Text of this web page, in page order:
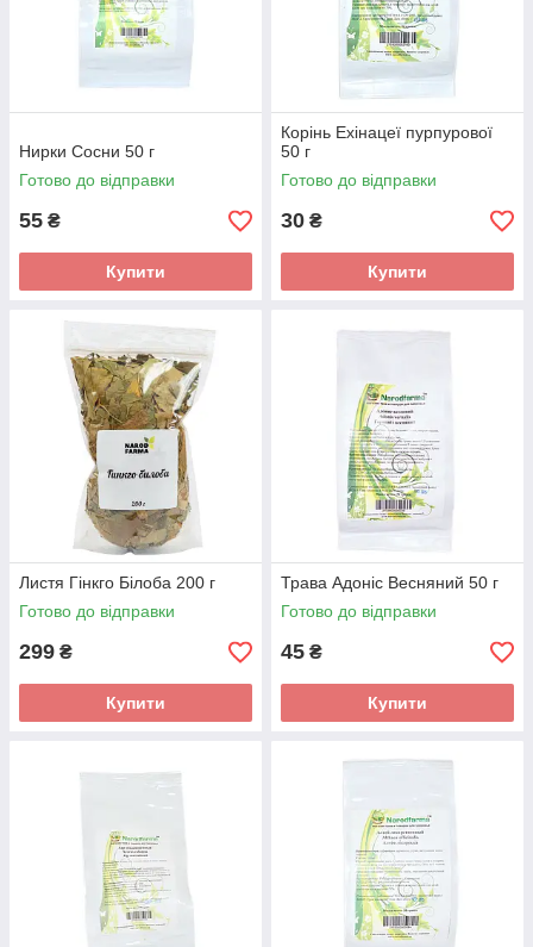
Нирки Сосни 50 г
Готово до відправки
55 ₴
Купити
Корінь Ехінацеї пурпурової
50 г
Готово до відправки
30 ₴
Купити
Листя Гінкго Білоба 200 г
Готово до відправки
299 ₴
Купити
Трава Адоніс Весняний 50 г
Готово до відправки
45 ₴
Купити